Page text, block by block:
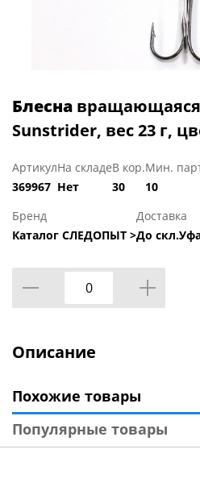
Блесна вращающаяся
Sunstrider, вес 23 г,
Артикул
369967
На складе
Нет
В кор.
30
Мин.
10
Бренд
Каталог СЛЕДОПЫТ >
Доставка
До
Описание
Похожие товары
Популярные товары